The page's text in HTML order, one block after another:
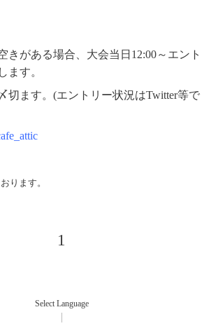
きがある場合、大会当日12:00～エント
ます。
切ます。(エントリー状況はTwitter等で
ります。
1
Select Language